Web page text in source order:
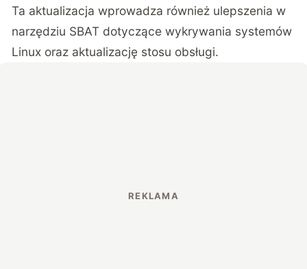
Ta aktualizacja wprowadza również ulepszenia w
narzędziu SBAT dotyczące wykrywania systemów
Linux oraz aktualizację stosu obsługi.